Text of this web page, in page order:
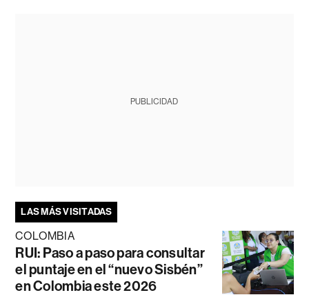
PUBLICIDAD
LAS MÁS VISITADAS
COLOMBIA
RUI: Paso a paso para consultar
el puntaje en el “nuevo Sisbén”
en Colombia este 2026